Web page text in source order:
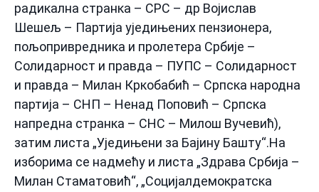
радикална странка – СРС – др Војислав
Шешељ – Партија уједињених пензионера,
пољопривредника и пролетера Србије –
Солидарност и правда – ПУПС – Солидарност
и правда – Милан Кркобабић – Српска народна
партија – СНП – Ненад Поповић – Српска
напредна странка – СНС – Милош Вучевић),
затим листа „Уједињени за Бајину Башту“.На
изборима се надмећу и листа „Здрава Србија –
Милан Стаматовић“, „Социјалдемократска